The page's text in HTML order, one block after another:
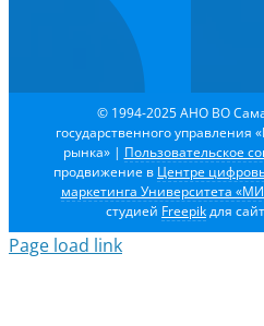
© 1994-2025 АНО ВО
государственного
рынка» | Пользовательское
продвижение в Центре
маркетинга Университета
студией Freepikдля
Page load link